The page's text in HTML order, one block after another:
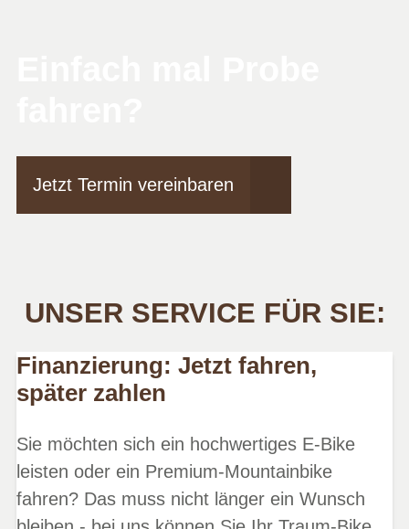
Jetzt Termin vereinbaren
UNSER SERVICE FÜR SIE:
Finanzierung: Jetzt fahren,
später zahlen
Sie möchten sich ein hochwertiges E-Bike
leisten oder ein Premium-Mountainbike
fahren? Das muss nicht länger ein Wunsch